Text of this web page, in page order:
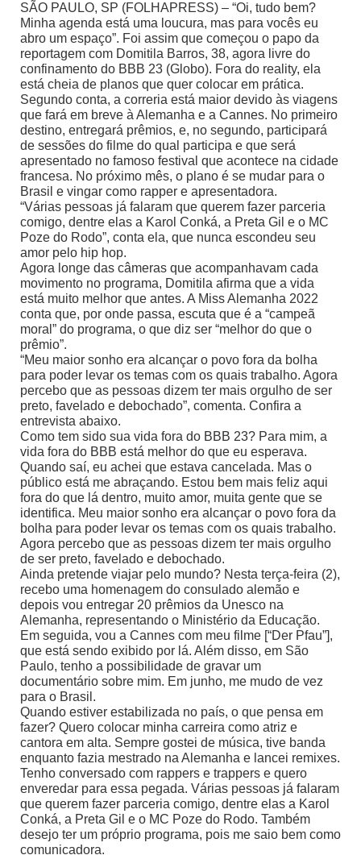
SÃO PAULO, SP (FOLHAPRESS) – “Oi, tudo bem?
Minha agenda está uma loucura, mas para vocês eu
abro um espaço”. Foi assim que começou o papo da
reportagem com Domitila Barros, 38, agora livre do
confinamento do BBB 23 (Globo). Fora do reality, ela
está cheia de planos que quer colocar em prática.
Segundo conta, a correria está maior devido às viagens
que fará em breve à Alemanha e a Cannes. No primeiro
destino, entregará prêmios, e, no segundo, participará
de sessões do filme do qual participa e que será
apresentado no famoso festival que acontece na cidade
francesa. No próximo mês, o plano é se mudar para o
Brasil e vingar como rapper e apresentadora.
“Várias pessoas já falaram que querem fazer parceria
comigo, dentre elas a Karol Conká, a Preta Gil e o MC
Poze do Rodo”, conta ela, que nunca escondeu seu
amor pelo hip hop.
Agora longe das câmeras que acompanhavam cada
movimento no programa, Domitila afirma que a vida
está muito melhor que antes. A Miss Alemanha 2022
conta que, por onde passa, escuta que é a “campeã
moral” do programa, o que diz ser “melhor do que o
prêmio”.
“Meu maior sonho era alcançar o povo fora da bolha
para poder levar os temas com os quais trabalho. Agora
percebo que as pessoas dizem ter mais orgulho de ser
preto, favelado e debochado”, comenta. Confira a
entrevista abaixo.
Como tem sido sua vida fora do BBB 23? Para mim, a
vida fora do BBB está melhor do que eu esperava.
Quando saí, eu achei que estava cancelada. Mas o
público está me abraçando. Estou bem mais feliz aqui
fora do que lá dentro, muito amor, muita gente que se
identifica. Meu maior sonho era alcançar o povo fora da
bolha para poder levar os temas com os quais trabalho.
Agora percebo que as pessoas dizem ter mais orgulho
de ser preto, favelado e debochado.
Ainda pretende viajar pelo mundo? Nesta terça-feira (2),
recebo uma homenagem do consulado alemão e
depois vou entregar 20 prêmios da Unesco na
Alemanha, representando o Ministério da Educação.
Em seguida, vou a Cannes com meu filme [“Der Pfau”],
que está sendo exibido por lá. Além disso, em São
Paulo, tenho a possibilidade de gravar um
documentário sobre mim. Em junho, me mudo de vez
para o Brasil.
Quando estiver estabilizada no país, o que pensa em
fazer? Quero colocar minha carreira como atriz e
cantora em alta. Sempre gostei de música, tive banda
enquanto fazia mestrado na Alemanha e lancei remixes.
Tenho conversado com rappers e trappers e quero
enveredar para essa pegada. Várias pessoas já falaram
que querem fazer parceria comigo, dentre elas a Karol
Conká, a Preta Gil e o MC Poze do Rodo. Também
desejo ter um próprio programa, pois me saio bem como
comunicadora.